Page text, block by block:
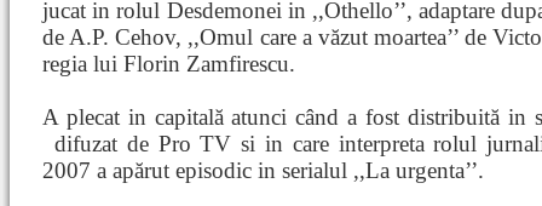
jucat in rolul Desdemonei in ,,Othello’’, adaptare
de A.P. Cehov, ,,Omul care a văzut moartea’’ de
regia lui Florin Zamfirescu.
A plecat in capitală atunci când a fost distribuită in
difuzat de Pro TV si in care interpreta rolul
2007 a apărut episodic in serialul ,,La urgenta’’.